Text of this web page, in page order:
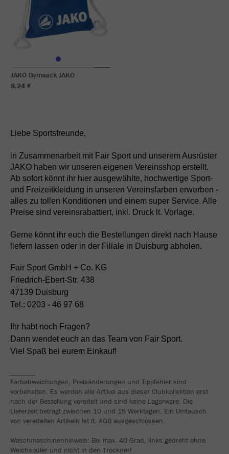
JAKO Gymsack JAKO
8,24 €
Liebe Sportsfreunde,
in Zusammenarbeit mit Fair Sport und unserem Ausrüster
JAKO haben wir unseren eigenen Vereinsshop erstellt.
Ab sofort könnt ihr hier ausgewählte, hochwertige Sport-
und Freizeitkleidung in unseren Vereinsfarben erwerben -
alles zu tollen Konditionen und einem super Service. Alle
Preise sind vereinsrabattiert, inkl. Druck lt. Vorlage.
Gerne könnt ihr euch die Bestellungen direkt nach Hause
liefern lassen oder in der Filiale in Duisburg abholen.
Fair Sport GmbH + Co. KG
Friedrich-Ebert-Str. 438
47139 Duisburg
Tel.: 0203 - 46 97 68
Ihr habt noch Fragen?
Dann wendet euch an das Team von Fair Sport.
Viel Spaß bei eurem Einkauf!
Farbabweichungen, Preisänderungen und Tippfehler sind
vorbehalten. Es werden alle Artikel aus dieser Clubkollektion erst
nach der Bestellung veredelt und sind keine Lagerware. Die
Lieferzeit beträgt zwischen 10 und 15 Werktagen. Ein Umtausch
von veredelten Artikeln ist lt. AGB ausgeschlossen.
Waschmaschinenhinweis: Bei max. 40 Grad, links gedreht ohne
Weichspüler und nicht in den Trockner!